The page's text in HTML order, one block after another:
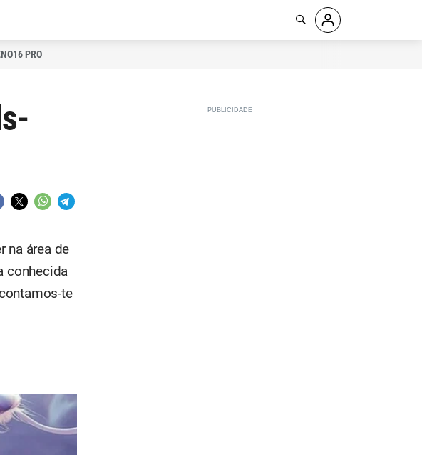
PRO
na área de
conhecida
te